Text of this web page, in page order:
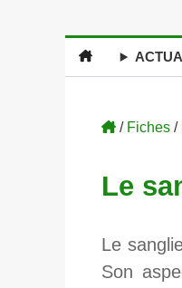
/ Fiches /
Le
Le
Son